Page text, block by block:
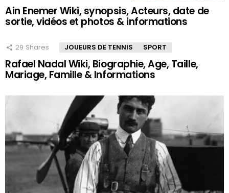
Ain Enemer Wiki, synopsis, Acteurs, date de
sortie, vidéos et photos & informations
29 Shares JOUEURS DE TENNIS SPORT
Rafael Nadal Wiki, Biographie, Age, Taille,
Mariage, Famille & Informations